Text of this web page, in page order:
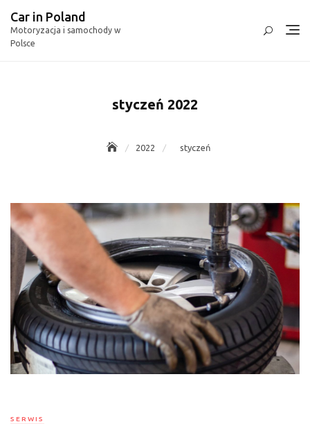
content
Car in Poland
Motoryzacja i samochody w
Polsce
styczeń 2022
2022 styczeń
SERWIS